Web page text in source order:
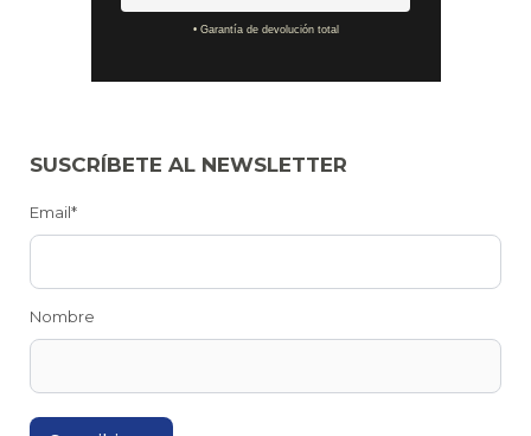
• Garantía de devolución total
SUSCRÍBETE AL NEWSLETTER
Email*
Nombre